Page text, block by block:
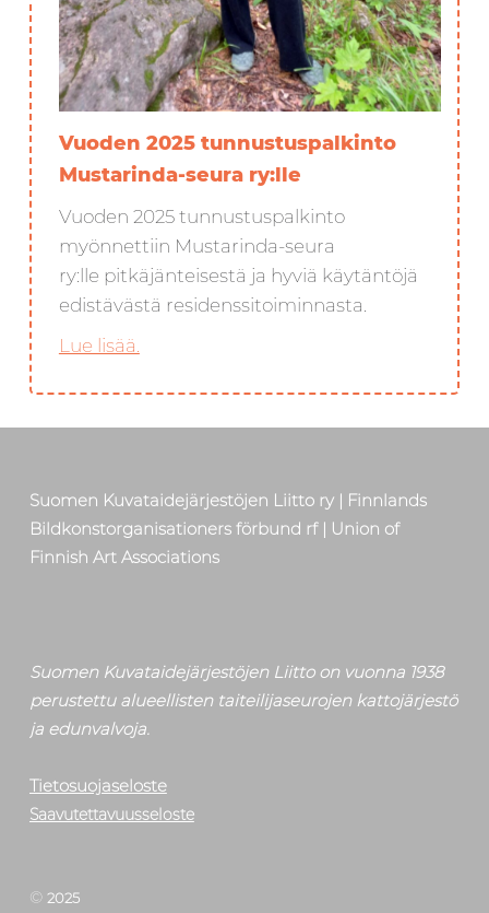
Vuoden 2025 tunnustuspalkinto
Mustarinda-seura ry:lle
Vuoden 2025 tunnustuspalkinto
myönnettiin Mustarinda-seura
ry:lle pitkäjänteisestä ja hyviä käytäntöjä
edistävästä residenssitoiminnasta.
Lue lisää.
Skip back to main navigation
Suomen Kuvataidejärjestöjen Liitto ry | Finnlands
Bildkonstorganisationers förbund rf | Union of
Finnish Art Associations
Suomen Kuvataidejärjestöjen Liitto on vuonna 1938
perustettu alueellisten taiteilijaseurojen kattojärjestö
ja edunvalvoja.
Tietosuojaseloste
Saavutettavuusseloste
© 2025